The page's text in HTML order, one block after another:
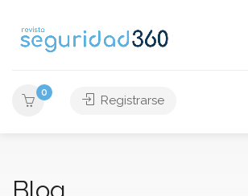
0
Registrarse
Blog